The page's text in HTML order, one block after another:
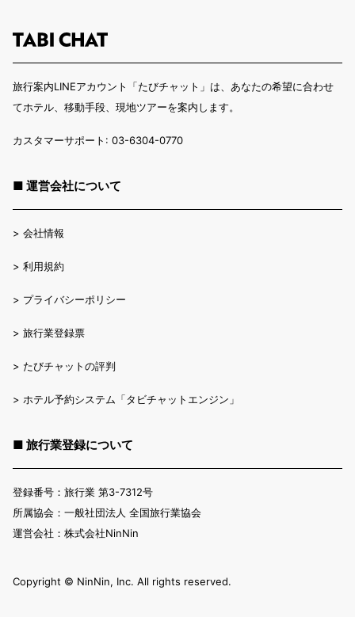
旅行案内LINEアカウント「たびチャット」は、あなたの希望に合わせ
てホテル、移動手段、現地ツアーを案内します。
カスタマーサポート: 03-6304-0770
■ 運営会社について
> 会社情報
> 利用規約
> プライバシーポリシー
> 旅行業登録票
> たびチャットの評判
> ホテル予約システム「タビチャットエンジン」
■ 旅行業登録について
登録番号：旅行業 第3-7312号
所属協会：一般社団法人 全国旅行業協会
運営会社：株式会社NinNin
Copyright ©︎ NinNin, Inc. All rights reserved.